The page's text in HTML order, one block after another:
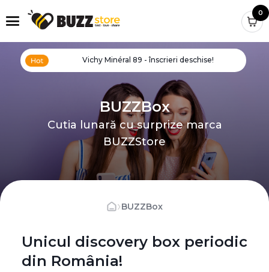
0
Vichy Minéral 89 - înscrieri deschise!
BUZZBox
Cutia lunară cu surprize marca
BUZZStore
›BUZZBox
Unicul discovery box periodic
din România!